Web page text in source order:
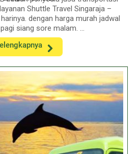
Shuttle Travel Singaraja –
dengan harga murah jadwal
siang sore malam. ...